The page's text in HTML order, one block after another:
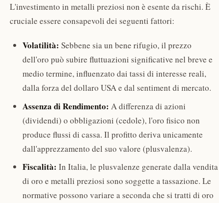
L'investimento in metalli preziosi non è esente da rischi. È
cruciale essere consapevoli dei seguenti fattori:
Volatilità: Sebbene sia un bene rifugio, il prezzo
dell'oro può subire fluttuazioni significative nel breve e
medio termine, influenzato dai tassi di interesse reali,
dalla forza del dollaro USA e dal sentiment di mercato.
Assenza di Rendimento: A differenza di azioni
(dividendi) o obbligazioni (cedole), l'oro fisico non
produce flussi di cassa. Il profitto deriva unicamente
dall'apprezzamento del suo valore (plusvalenza).
Fiscalità: In Italia, le plusvalenze generate dalla vendita
di oro e metalli preziosi sono soggette a tassazione. Le
normative possono variare a seconda che si tratti di oro